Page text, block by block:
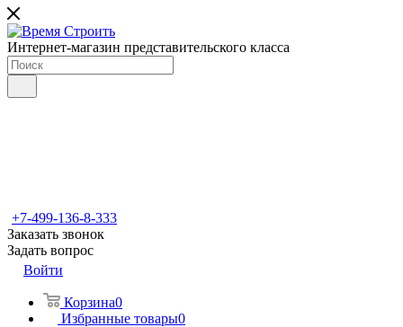
Интернет-магазин представительского класса
+7-499-136-8-333
Заказать звонок
Задать вопрос
Войти
Корзина0
Избранные товары0